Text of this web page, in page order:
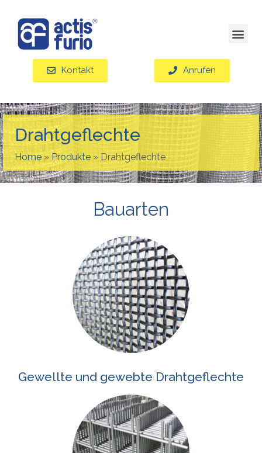
Kontakt Anrufen
Drahtgeflechte
Home»Produkte » Drahtgeflechte
Bauarten
Gewellte und gewebte Drahtgeflechte